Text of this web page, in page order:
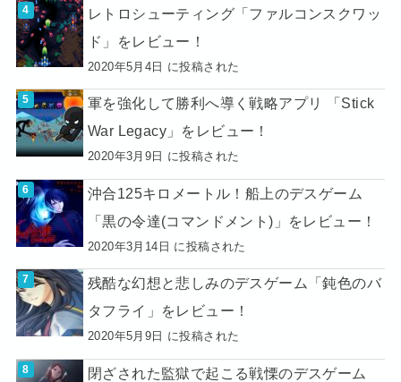
レトロシューティング「ファルコンスクワッ
ド」をレビュー！
2020年5月4日 に投稿された
軍を強化して勝利へ導く戦略アプリ 「Stick
War Legacy」をレビュー！
2020年3月9日 に投稿された
沖合125キロメートル！船上のデスゲーム
「黒の令達(コマンドメント)」をレビュー！
2020年3月14日 に投稿された
残酷な幻想と悲しみのデスゲーム「鈍色のバ
タフライ」をレビュー！
2020年5月9日 に投稿された
閉ざされた監獄で起こる戦慄のデスゲーム